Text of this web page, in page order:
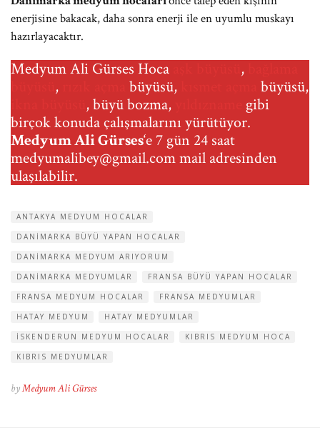
enerjisine bakacak, daha sonra enerji ile en uyumlu muskayı
hazırlayacaktır.
Medyum Ali Gürses Hoca ,
, büyüsü,
büyüsü,
, büyü bozma,
gibi
birçok konuda çalışmalarını yürütüyor.
Medyum Ali Gürses‘e 7 gün 24 saat
medyumalibey@gmail.commail adresinden
ulaşılabilir.
ANTAKYA MEDYUM HOCALAR
DANIMARKA BÜYÜ YAPAN HOCALAR
DANIMARKA MEDYUM ARIYORUM
DANIMARKA MEDYUMLAR
FRANSA BÜYÜ YAPAN HOCALAR
FRANSA MEDYUM HOCALAR
FRANSA MEDYUMLAR
HATAY MEDYUM
HATAY MEDYUMLAR
ISKENDERUN MEDYUM HOCALAR
KIBRIS MEDYUM HOCA
KIBRIS MEDYUMLAR
byMedyum Ali Gürses